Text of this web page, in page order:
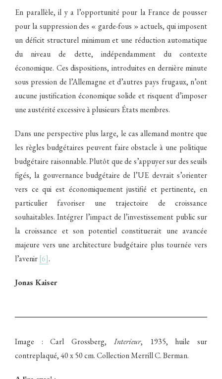
En parallèle, il y a l’opportunité pour la France de pousser
pour la suppression des « garde-fous » actuels, qui imposent
un déficit structurel minimum et une réduction automatique
du niveau de dette, indépendamment du contexte
économique. Ces dispositions, introduites en dernière minute
sous pression de l’Allemagne et d’autres pays frugaux, n’ont
aucune justification économique solide et risquent d’imposer
une austérité excessive à plusieurs États membres.
Dans une perspective plus large, le cas allemand montre que
les règles budgétaires peuvent faire obstacle à une politique
budgétaire raisonnable. Plutôt que de s’appuyer sur des seuils
figés, la gouvernance budgétaire de l’UE devrait s’orienter
vers ce qui est économiquement justifié et pertinente, en
particulier favoriser une trajectoire de croissance
souhaitables. Intégrer l’impact de l’investissement public sur
la croissance et son potentiel constituerait une avancée
majeure vers une architecture budgétaire plus tournée vers
l’avenir[6].
Jonas Kaiser
Image : Carl Grossberg, Interieur, 1935, huile sur
contreplaqué, 40 x 50 cm. Collection Merrill C. Berman.